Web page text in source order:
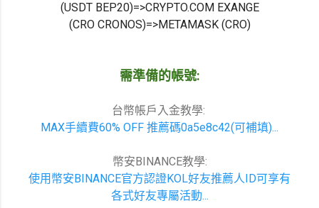
(USDT BEP20)=>CRYPTO.COM EXANGE
(CRO CRONOS)=>METAMASK (CRO)
需準備的帳號:
台幣帳戶入金教學:
MAX手續費60% OFF 推薦碼0a5e8c42(可補填)...
幣安BINANCE教學:
使用幣安BINANCE官方認證KOL好友推薦人ID可享有
各式好友專屬活動...